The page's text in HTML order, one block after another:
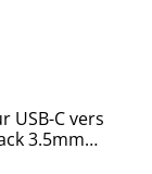
USB-C vers
3.5mm